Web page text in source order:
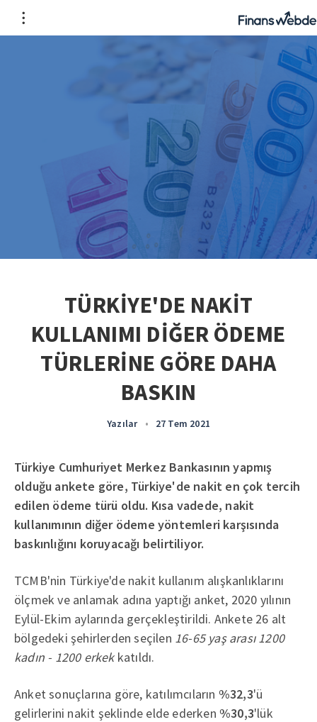
TÜRKİYE'DE NAKİT
KULLANIMI DİĞER ÖDEME
TÜRLERİNE GÖRE DAHA
BASKIN
Yazılar • 27 Tem 2021
Türkiye Cumhuriyet Merkez Bankasının yapmış
olduğu ankete göre, Türkiye'de nakit en çok tercih
edilen ödeme türü oldu. Kısa vadede, nakit
kullanımının diğer ödeme yöntemleri karşısında
baskınlığını koruyacağı belirtiliyor.
TCMB'nin Türkiye'de nakit kullanım alışkanlıklarını
ölçmek ve anlamak adına yaptığı anket, 2020 yılının
Eylül-Ekim aylarında gerçekleştirildi. Ankete 26 alt
bölgedeki şehirlerden seçilen 16-65 yaş arası 1200
kadın - 1200 erkekkatıldı.
Anket sonuçlarına göre, katılımcıların %32,3'ü
gelirlerini nakit şeklinde elde ederken %30,3'lük